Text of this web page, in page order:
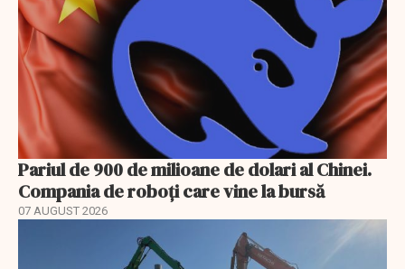
Pariul de 900 de milioane de dolari al Chinei.
Compania de roboți care vine la bursă
07 AUGUST 2026